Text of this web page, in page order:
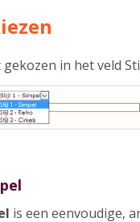
in het veld
is een eenvoudige,